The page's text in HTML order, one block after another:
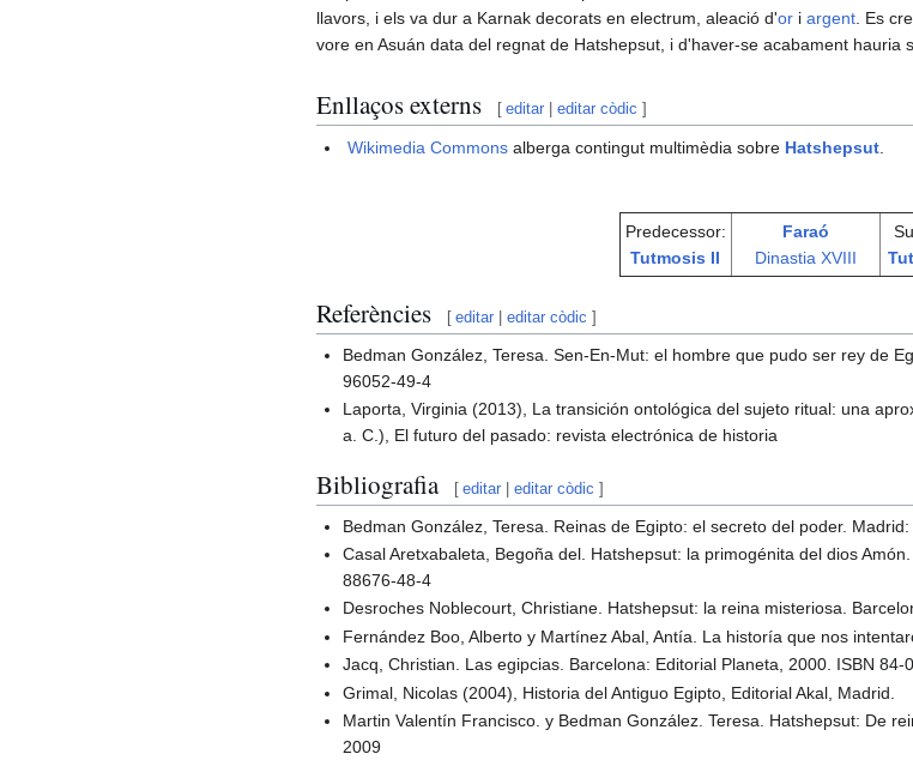
llavors, i els va dur a Karnak decorats en electrum, aleació d'or i argent . Es
vore en Asuán data del regnat de Hatshepsut, i d'haver-se acabament hauria
Enllaços externs [ editar |editar còdic ]
Wikimedia Commons alberga contingut multimèdia sobre Hatshepsut
Predecessor:
Tutmosis II
Faraó
Dinastia XVIII
Referències [ editar |editar còdic ]
Bedman González, Teresa. Sen-En-Mut: el hombre que pudo ser rey de
96052-49-4
Laporta, Virginia (2013), La transición ontológica del sujeto ritual: una
a. C.), El futuro del pasado: revista electrónica de historia
Bibliografia [ editar |editar còdic ]
Bedman González, Teresa. Reinas de Egipto: el secreto del poder.
Casal Aretxabaleta, Begoña del. Hatshepsut: la primogénita del dios
88676-48-4
Desroches Noblecourt, Christiane. Hatshepsut: la reina misteriosa.
Fernández Boo, Alberto y Martínez Abal, Antía. La historía que nos
Jacq, Christian. Las egipcias. Barcelona: Editorial Planeta, 2000. ISBN 84-
Grimal, Nicolas (2004), Historia del Antiguo Egipto, Editorial Akal, Madrid.
Martin Valentín Francisco. y Bedman González. Teresa. Hatshepsut: De
2009